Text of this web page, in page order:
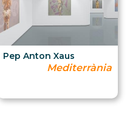
Pep Anton Xaus
Mediterrània